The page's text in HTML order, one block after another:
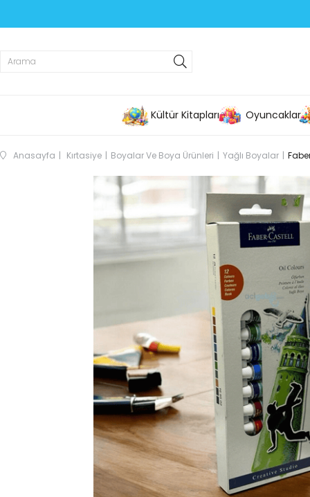
Kültür Kitapları Oyuncaklar
Anasayfa Kırtasiye Boyalar Ve Boya Ürünleri Yağlı Boyalar